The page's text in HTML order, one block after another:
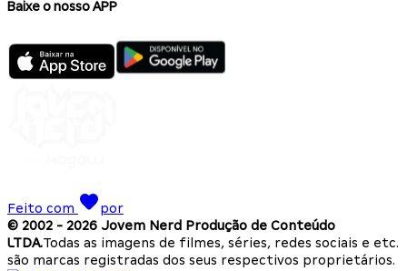
Baixe o nosso APP
Feito com
por
© 2002 - 2026 Jovem Nerd Produção de Conteúdo
LTDA.Todas as imagens de filmes, séries, redes sociais e etc.
são marcas registradas dos seus respectivos proprietários.